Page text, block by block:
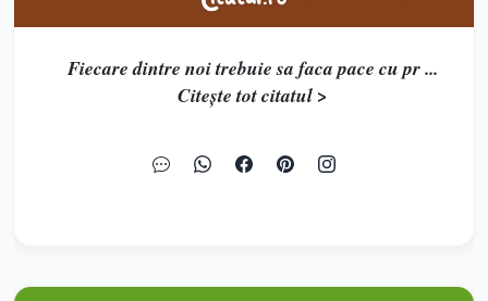
Fiecare dintre noi trebuie sa faca pace cu pr ...
Citește tot citatul >